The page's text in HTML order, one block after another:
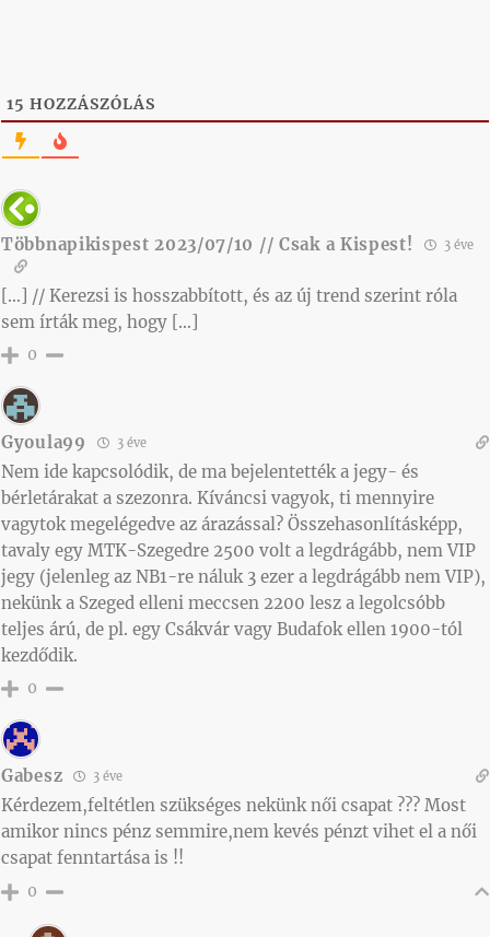
15 HOZZÁSZÓLÁS
Többnapikispest 2023/07/10 // Csak a Kispest! 3 éve
[…] // Kerezsi is hosszabbított, és az új trend szerint róla
sem írták meg, hogy […]
0
Gyoula99 3 éve
Nem ide kapcsolódik, de ma bejelentették a jegy- és
bérletárakat a szezonra. Kíváncsi vagyok, ti mennyire
vagytok megelégedve az árazással? Összehasonlításképp,
tavaly egy MTK-Szegedre 2500 volt a legdrágább, nem VIP
jegy (jelenleg az NB1-re náluk 3 ezer a legdrágább nem VIP),
nekünk a Szeged elleni meccsen 2200 lesz a legolcsóbb
teljes árú, de pl. egy Csákvár vagy Budafok ellen 1900-tól
kezdődik.
0
Gabesz 3 éve
Kérdezem,feltétlen szükséges nekünk női csapat ??? Most
amikor nincs pénz semmire,nem kevés pénzt vihet el a női
csapat fenntartása is !!
0